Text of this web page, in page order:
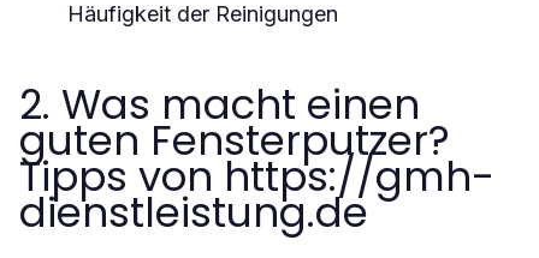
Häufigkeit der Reinigungen
2. Was macht einen
guten Fensterputzer?
Tipps von https://gmh-
dienstleistung.de